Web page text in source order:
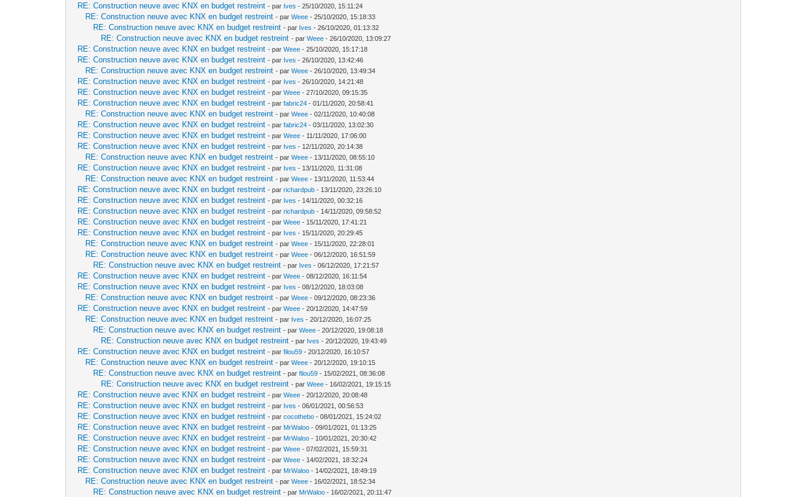
RE: Construction neuve avec KNX en budget restreint - par Ives - 25/10/2020, 15:11:24
RE: Construction neuve avec KNX en budget restreint - parWeee - 25/10/2020, 15:18:33
RE: Construction neuve avec KNX en budget restreint - par Ives - 26/10/2020, 01:13:32
RE: Construction neuve avec KNX en budget restreint - parWeee - 26/10/2020, 13:09:27
RE: Construction neuve avec KNX en budget restreint - parWeee - 25/10/2020, 15:17:18
RE: Construction neuve avec KNX en budget restreint - par Ives - 26/10/2020, 13:42:46
RE: Construction neuve avec KNX en budget restreint - parWeee - 26/10/2020, 13:49:34
RE: Construction neuve avec KNX en budget restreint - par Ives - 26/10/2020, 14:21:48
RE: Construction neuve avec KNX en budget restreint - parWeee - 27/10/2020, 09:15:35
RE: Construction neuve avec KNX en budget restreint - parfabric24 - 01/11/2020, 20:58:41
RE: Construction neuve avec KNX en budget restreint - parWeee - 02/11/2020, 10:40:08
RE: Construction neuve avec KNX en budget restreint - parfabric24 - 03/11/2020, 13:02:30
RE: Construction neuve avec KNX en budget restreint - parWeee - 11/11/2020, 17:06:00
RE: Construction neuve avec KNX en budget restreint - par Ives - 12/11/2020, 20:14:38
RE: Construction neuve avec KNX en budget restreint - parWeee - 13/11/2020, 08:55:10
RE: Construction neuve avec KNX en budget restreint - par Ives - 13/11/2020, 11:31:08
RE: Construction neuve avec KNX en budget restreint - parWeee - 13/11/2020, 11:53:44
RE: Construction neuve avec KNX en budget restreint - parrichardpub - 13/11/2020, 23:26:10
RE: Construction neuve avec KNX en budget restreint - par Ives - 14/11/2020, 00:32:16
RE: Construction neuve avec KNX en budget restreint - parrichardpub - 14/11/2020, 09:58:52
RE: Construction neuve avec KNX en budget restreint - parWeee - 15/11/2020, 17:41:21
RE: Construction neuve avec KNX en budget restreint - par Ives - 15/11/2020, 20:29:45
RE: Construction neuve avec KNX en budget restreint - parWeee - 15/11/2020, 22:28:01
RE: Construction neuve avec KNX en budget restreint - parWeee - 06/12/2020, 16:51:59
RE: Construction neuve avec KNX en budget restreint - par Ives - 06/12/2020, 17:21:57
RE: Construction neuve avec KNX en budget restreint - parWeee - 08/12/2020, 16:11:54
RE: Construction neuve avec KNX en budget restreint - par Ives - 08/12/2020, 18:03:08
RE: Construction neuve avec KNX en budget restreint - parWeee - 09/12/2020, 08:23:36
RE: Construction neuve avec KNX en budget restreint - parWeee - 20/12/2020, 14:47:59
RE: Construction neuve avec KNX en budget restreint - par Ives - 20/12/2020, 16:07:25
RE: Construction neuve avec KNX en budget restreint - parWeee - 20/12/2020, 19:08:18
RE: Construction neuve avec KNX en budget restreint - par Ives - 20/12/2020, 19:43:49
RE: Construction neuve avec KNX en budget restreint - parfilou59 - 20/12/2020, 16:10:57
RE: Construction neuve avec KNX en budget restreint - parWeee - 20/12/2020, 19:10:15
RE: Construction neuve avec KNX en budget restreint - parfilou59 - 15/02/2021, 08:36:08
RE: Construction neuve avec KNX en budget restreint - parWeee - 16/02/2021, 19:15:15
RE: Construction neuve avec KNX en budget restreint - parWeee - 20/12/2020, 20:08:48
RE: Construction neuve avec KNX en budget restreint - par Ives - 06/01/2021, 00:56:53
RE: Construction neuve avec KNX en budget restreint - parcocothebo - 08/01/2021, 15:24:02
RE: Construction neuve avec KNX en budget restreint - par MrWaloo - 09/01/2021, 01:13:25
RE: Construction neuve avec KNX en budget restreint - par MrWaloo - 10/01/2021, 20:30:42
RE: Construction neuve avec KNX en budget restreint - parWeee - 07/02/2021, 15:59:31
RE: Construction neuve avec KNX en budget restreint - parWeee - 14/02/2021, 18:32:24
RE: Construction neuve avec KNX en budget restreint - par MrWaloo - 14/02/2021, 18:49:19
RE: Construction neuve avec KNX en budget restreint - parWeee - 16/02/2021, 18:52:34
RE: Construction neuve avec KNX en budget restreint - par MrWaloo - 16/02/2021, 20:11:47